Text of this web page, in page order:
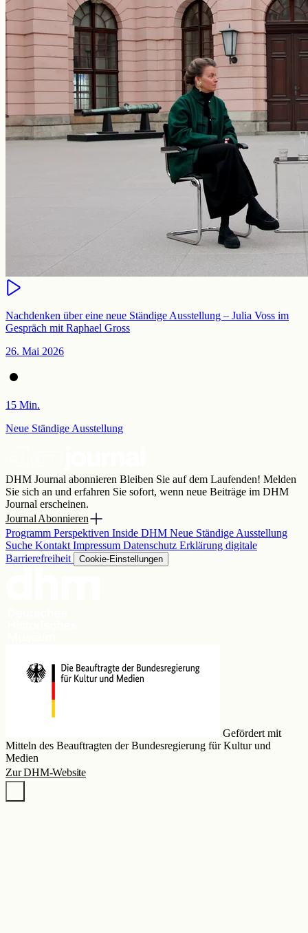
Nachdenken über eine neue Ständige Ausstellung – Julia Voss im
Gespräch mit Raphael Gross
26. Mai 2026
15 Min.
Neue Ständige Ausstellung
DHM Journal abonnieren Bleiben Sie auf dem Laufenden! Melden
Sie sich an und erfahren Sie sofort, wenn neue Beiträge im DHM
Journal erscheinen.
Journal Abonnieren
Programm Perspektiven Inside DHM Neue Ständige Ausstellung
Suche Kontakt Impressum Datenschutz Erklärung digitale
Barrierefreiheit
Cookie-Einstellungen
Gefördert mit
Mitteln des Beauftragten der Bundesregierung für Kultur und
Medien
Zur DHM-Website